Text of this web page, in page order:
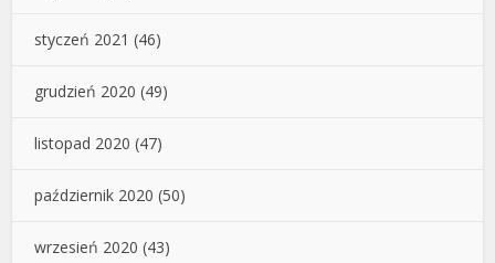
styczeń 2021 (46)
grudzień 2020 (49)
listopad 2020 (47)
październik 2020 (50)
wrzesień 2020 (43)